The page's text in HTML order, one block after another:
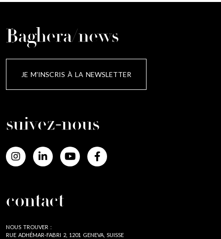
Baghera/news
JE M'INSCRIS À LA NEWSLETTER
suivez-nous
contact
NOUS TROUVER :
RUE ADHÉMAR-FABRI 2, 1201 GENEVA, SUISSE